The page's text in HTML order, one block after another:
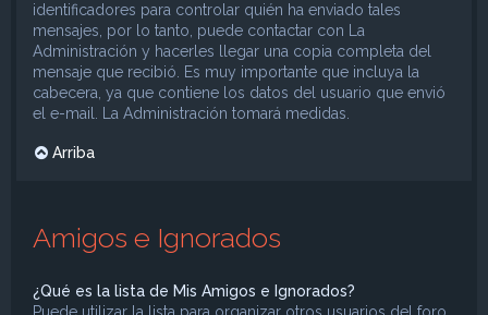
identificadores para controlar quién ha enviado tales
mensajes, por lo tanto, puede contactar con La
Administración y hacerles llegar una copia completa del
mensaje que recibió. Es muy importante que incluya la
cabecera, ya que contiene los datos del usuario que envió
el e-mail. La Administración tomará medidas.
Arriba
Amigos e Ignorados
¿Qué es la lista de Mis Amigos e Ignorados?
Puede utilizar la lista para organizar otros usuarios del foro.